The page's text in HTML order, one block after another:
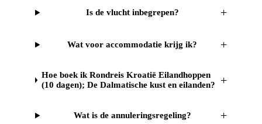
Is de vlucht inbegrepen? +
Wat voor accommodatie krijg ik? +
Hoe boek ik Rondreis Kroatië Eilandhoppen
(10 dagen); De Dalmatische kust en eilanden?
+
Wat is de annuleringsregeling? +